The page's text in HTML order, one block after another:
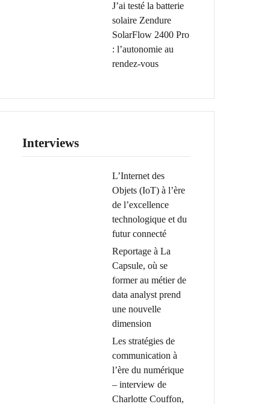
J’ai testé la batterie
solaire Zendure
SolarFlow 2400 Pro
: l’autonomie au
rendez-vous
Interviews
L’Internet des
Objets (IoT) à l’ère
de l’excellence
technologique et du
futur connecté
Reportage à La
Capsule, où se
former au métier de
data analyst prend
une nouvelle
dimension
Les stratégies de
communication à
l’ère du numérique
– interview de
Charlotte Couffon,